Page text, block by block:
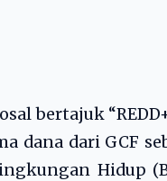
bertajuk
dana dari GCF
Hidup